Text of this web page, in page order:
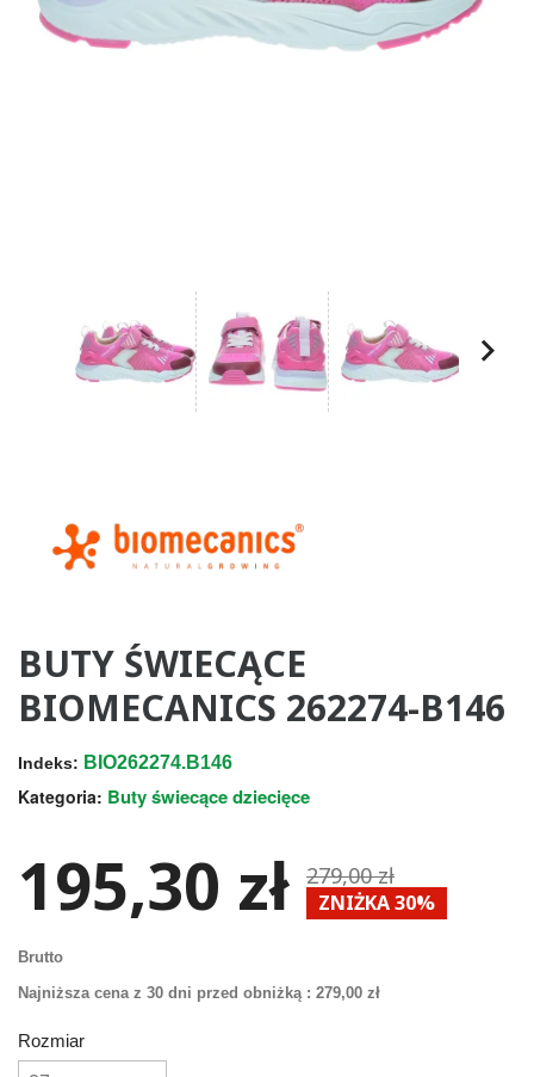
BUTY ŚWIECĄCE
BIOMECANICS 262274-B146
Indeks: BIO262274.B146
Kategoria: Buty świecące dziecięce
195,30 zł 279,00 zł
ZNIŻKA 30%
Brutto
Najniższa cena z 30 dni przed obniżką : 279,00 zł
Rozmiar